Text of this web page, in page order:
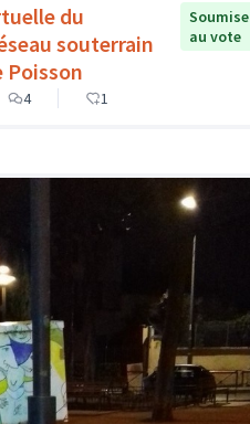
du
souterrain
Poisson
Soumise
au vote
4 1